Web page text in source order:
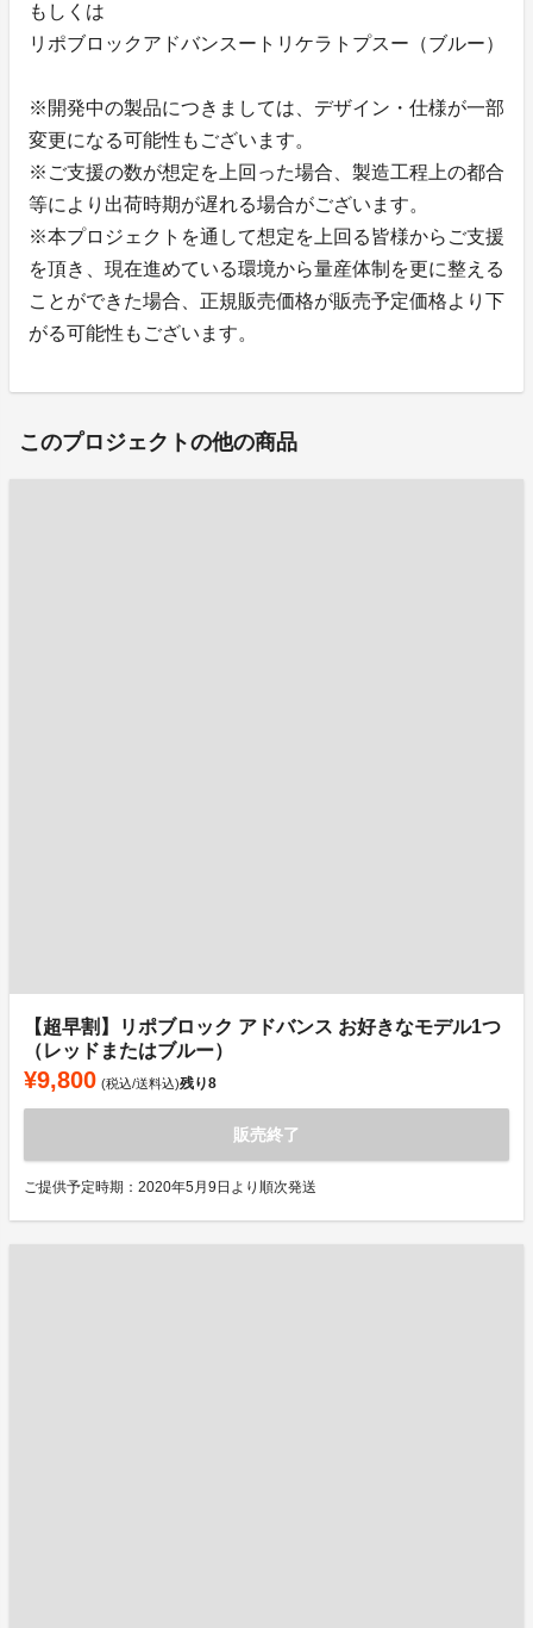
もしくは
リポブロックアドバンスートリケラトプスー（ブルー）
※開発中の製品につきましては、デザイン・仕様が一部
変更になる可能性もございます。
※ご支援の数が想定を上回った場合、製造工程上の都合
等により出荷時期が遅れる場合がございます。
※本プロジェクトを通して想定を上回る皆様からご支援
を頂き、現在進めている環境から量産体制を更に整える
ことができた場合、正規販売価格が販売予定価格より下
がる可能性もございます。
このプロジェクトの他の商品
【超早割】リポブロック アドバンス お好きなモデル1つ
（レッドまたはブルー）
¥9,800 (税込/送料込)残り8
販売終了
ご提供予定時期：2020年5月9日より順次発送